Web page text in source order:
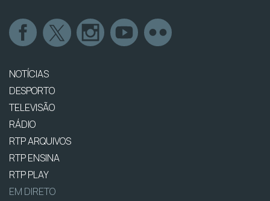
NOTÍCIAS
DESPORTO
TELEVISÃO
RÁDIO
RTP ARQUIVOS
RTP ENSINA
RTP PLAY
EM DIRETO